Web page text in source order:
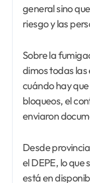
general sino
riesgo y las
Sobre la
dimos todas
cuándo hay
bloqueos, el
enviaron
Desde
el DEPE, lo que
está en